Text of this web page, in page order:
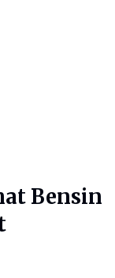
Bensin